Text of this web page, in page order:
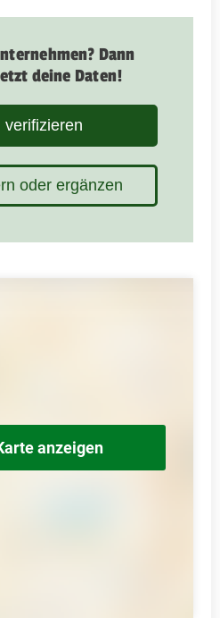
Dann
deine Daten!
verifizieren
oder ergänzen
anzeigen